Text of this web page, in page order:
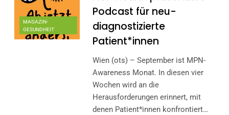
MAGAZIN-
GESUNDHEIT
Podcast für neu-
diagnostizierte
Patient*innen
Wien (ots) – September ist MPN-
Awareness Monat. In diesen vier
Wochen wird an die
Herausforderungen erinnert, mit
denen Patient*innen konfrontiert…